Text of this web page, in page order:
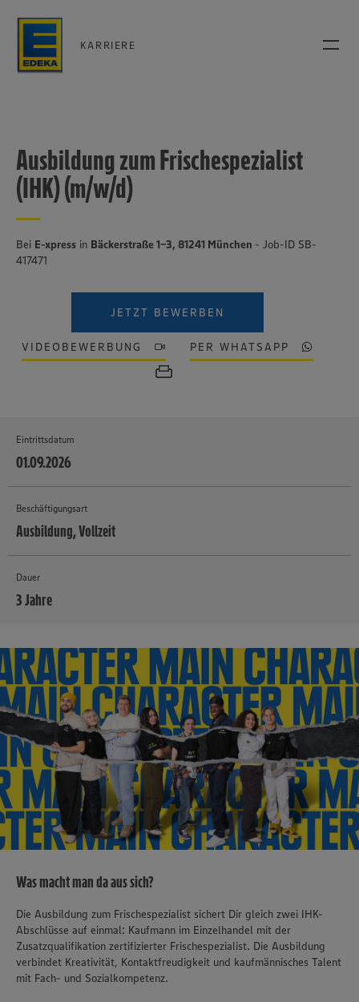
KARRIERE
Ausbildung zum Frischespezialist
(IHK) (m/w/d)
Bei E-xpress in Bäckerstraße 1-3, 81241 München - Job-ID SB-
417471
JETZT BEWERBEN
VIDEOBEWERBUNG PER WHATSAPP
Eintrittsdatum
01.09.2026
Beschäftigungsart
Ausbildung, Vollzeit
Dauer
3 Jahre
Was macht man da aus sich?
Die Ausbildung zum Frischespezialist sichert Dir gleich zwei IHK-
Abschlüsse auf einmal: Kaufmann im Einzelhandel mit der
Zusatzqualifikation zertifizierter Frischespezialist. Die Ausbildung
verbindet Kreativität, Kontaktfreudigkeit und kaufmännisches Talent
mit Fach- und Sozialkompetenz.